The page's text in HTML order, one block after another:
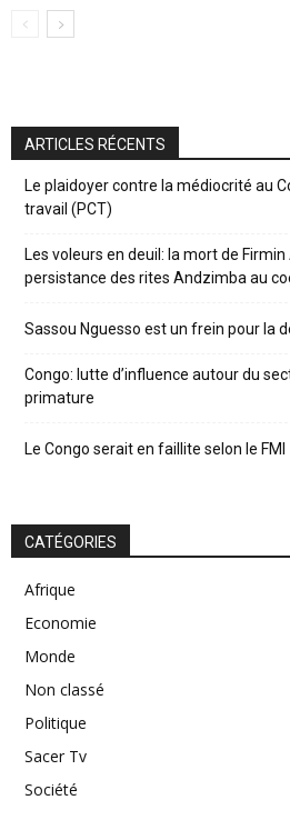
ARTICLES RÉCENTS
Le plaidoyer contre la médiocrité au
travail (PCT)
Les voleurs en deuil: la mort de
persistance des rites Andzimba au
Sassou Nguesso est un frein pour la
Congo: lutte d’influence autour du
primature
Le Congo serait en faillite selon le FMI
CATÉGORIES
Afrique
Economie
Monde
Non classé
Politique
Sacer Tv
Société